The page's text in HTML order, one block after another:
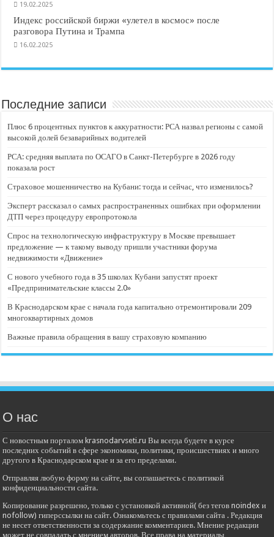
19.02.2025
Индекс российской биржи «улетел в космос» после
разговора Путина и Трампа
16.02.2025
Последние записи
Плюс 6 процентных пунктов к аккуратности: РСА назвал регионы с самой
высокой долей безаварийных водителей
РСА: средняя выплата по ОСАГО в Санкт-Петербурге в 2026 году
показала рост
Страховое мошенничество на Кубани: тогда и сейчас, что изменилось?
Эксперт рассказал о самых распространенных ошибках при оформлении
ДТП через процедуру европротокола
Спрос на технологическую инфраструктуру в Москве превышает
предложение — к такому выводу пришли участники форума
недвижимости «Движение»
С нового учебного года в 35 школах Кубани запустят проект
«Предпринимательские классы 2.0»
В Краснодарском крае с начала года капитально отремонтировали 209
многоквартирных домов
Важные правила обращения в вашу страховую компанию
О нас
С новостным порталом krasnodarvseti.ru Вы всегда будете в курсе
последних событий в сфере экономики, политики, происшествиях и много
другого в Краснодарском крае и за его пределами.
Отправляя любую форму на сайте, вы соглашаетесь с политикой
конфиденциальности сайта.
Копирование разрешено, только с установкой активной( без тегов noindex и
nofollow) гиперссылки на сайт. Ознакомьтесь с правилами сайта . Редакция
не несет ответственности за содержание комментариев. Мнение редакции
может не совпадать с мнением авторов. Все права на материалы